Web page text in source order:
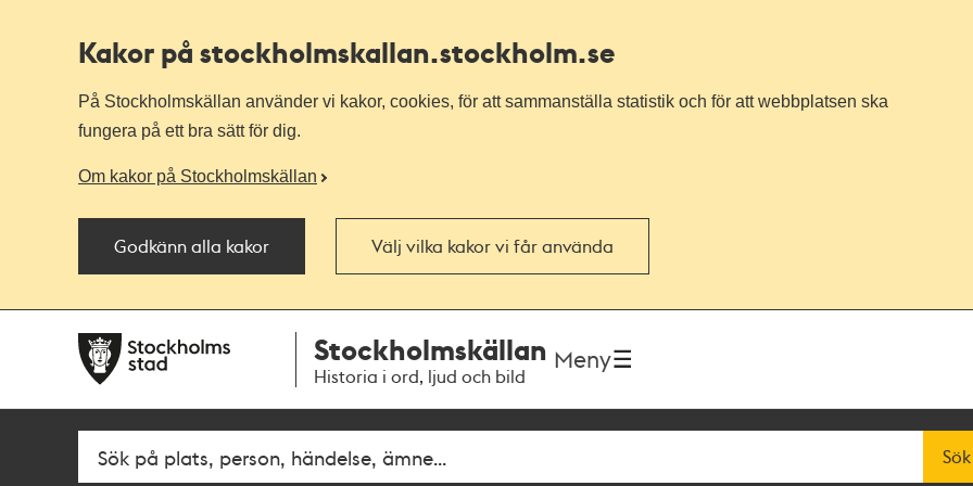
Kakor på stockholmskallan.stockholm.se
På Stockholmskällan använder vi kakor, cookies, för att sammanställa statistik och för att webbplatsen ska
fungera på ett bra sätt för dig.
Om kakor på Stockholmskällan
Godkänn alla kakor Välj vilka kakor vi får använda
navigationen
huvudinnehållet
Stockholmskällan
Historia i ord, ljud och bild
Meny
Fritextsök Sök